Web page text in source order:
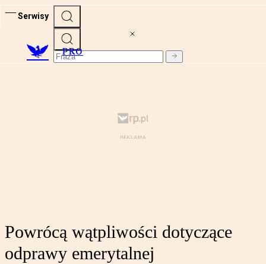
Serwisy
PRO
Powrócą wątpliwości dotyczące
odprawy emerytalnej